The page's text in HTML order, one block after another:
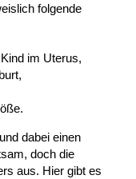
folgende
im Uterus,
dabei einen
doch die
aus. Hier gibt es